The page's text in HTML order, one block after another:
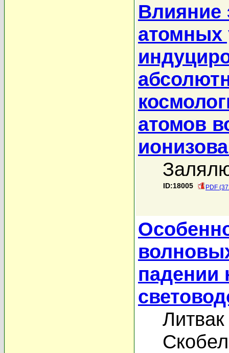
Влияние
атомных
атомов
ID:18005 PDF
падении